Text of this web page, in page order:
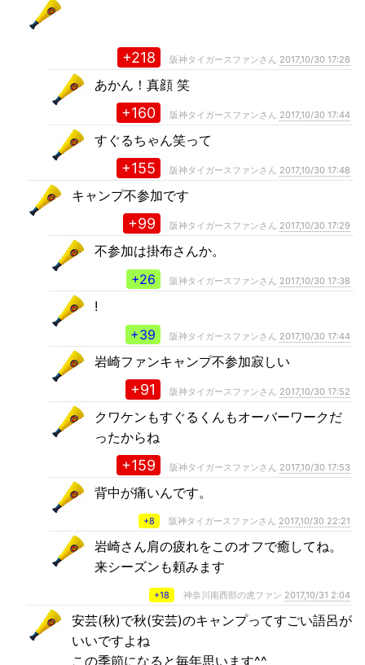
+218 阪神タイガースファンさん 2017,10/30 17:28
あかん！真顔 笑
+160 阪神タイガースファンさん 2017,10/30 17:44
すぐるちゃん笑って
+155 阪神タイガースファンさん 2017,10/30 17:48
キャンプ不参加です
+99 阪神タイガースファンさん 2017,10/30 17:29
不参加は掛布さんか。
+26
阪神タイガースファンさん 2017,10/30 17:38
!
+39
阪神タイガースファンさん 2017,10/30 17:44
岩崎ファンキャンプ不参加寂しい
+91 阪神タイガースファンさん 2017,10/30 17:52
クワケンもすぐるくんもオーバーワークだ
ったからね
+159 阪神タイガースファンさん 2017,10/30 17:53
背中が痛いんです。
+8 阪神タイガースファンさん 2017,10/30 22:21
岩崎さん肩の疲れをこのオフで癒してね。
来シーズンも頼みます
+18 神奈川南西部の虎ファン 2017,10/31 2:04
安芸(秋)で秋(安芸)のキャンプってすごい語呂が
いいですよね
この季節になると毎年思います^^